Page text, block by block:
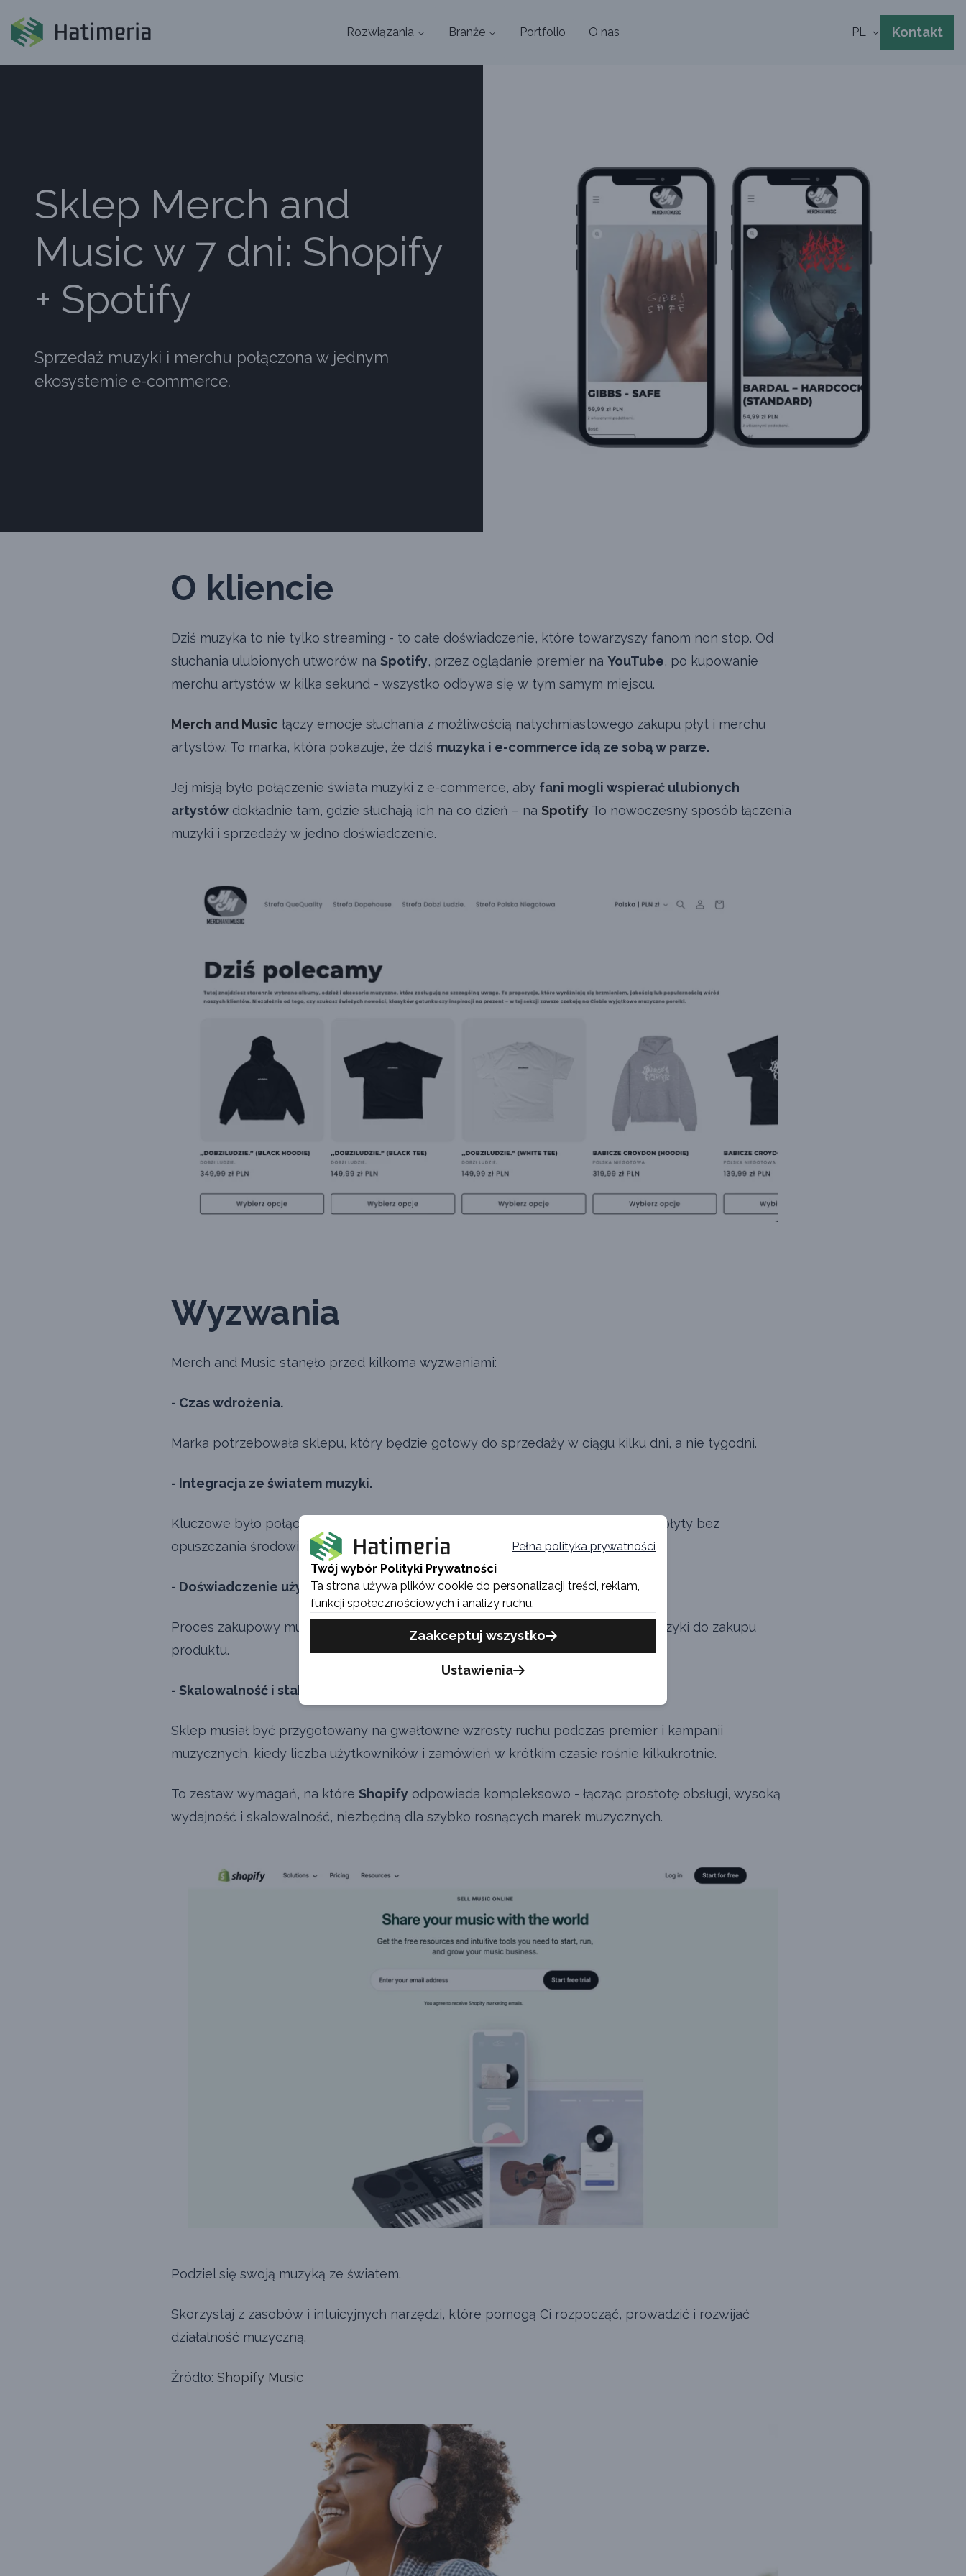
Rozwiązania Branże Portfolio O nas PL Kontakt
Sklep Merch and
Music w 7 dni: Shopify
+ Spotify
Sprzedaż muzyki i merchu połączona w jednym
ekosystemie e-commerce.
O kliencie
Dziś muzyka to nie tylko streaming - to całe doświadczenie, które towarzyszy fanom non stop. Od
słuchania ulubionych utworów na Spotify, przez oglądanie premier na YouTube, po kupowanie
merchu artystów w kilka sekund - wszystko odbywa się w tym samym miejscu.
Merch and Music łączy emocje słuchania z możliwością natychmiastowego zakupu płyt i merchu
artystów. To marka, która pokazuje, że dziś muzyka i e-commerce idą ze sobą w parze.
Jej misją było połączenie świata muzyki z e-commerce, aby fani mogli wspierać ulubionych
artystówdokładnie tam, gdzie słuchają ich na co dzień – na SpotifyTo nowoczesny sposób łączenia
muzyki i sprzedaży w jedno doświadczenie.
Wyzwania
Merch and Music stanęło przed kilkoma wyzwaniami:
- Czas wdrożenia.
Marka potrzebowała sklepu, który będzie gotowy do sprzedaży w ciągu kilku dni, a nie tygodni.
- Integracja ze światem muzyki.
Kluczowe było połączenie z platformą Spotify, aby fani mogli kupować merch i płyty bez
opuszczania środowiska muzycznego.
- Doświadczenie użytkownika.
Proces zakupowy musiał być maksymalnie prosty - kilka kliknięć od odkrycia muzyki do zakupu
produktu.
- Skalowalność i stabilność.
Sklep musiał być przygotowany na gwałtowne wzrosty ruchu podczas premier i kampanii
muzycznych, kiedy liczba użytkowników i zamówień w krótkim czasie rośnie kilkukrotnie.
To zestaw wymagań, na które Shopifyodpowiada kompleksowo - łącząc prostotę obsługi, wysoką
wydajność i skalowalność, niezbędną dla szybko rosnących marek muzycznych.
Podziel się swoją muzyką ze światem.
Skorzystaj z zasobów i intuicyjnych narzędzi, które pomogą Ci rozpocząć, prowadzić i rozwijać
działalność muzyczną.
Źródło: Shopify Music
Pełna polityka prywatności
Twój wybór Polityki Prywatności
Ta strona używa plików cookie do personalizacji treści, reklam,
funkcji społecznościowych i analizy ruchu.
Zaakceptuj wszystko
Ustawienia